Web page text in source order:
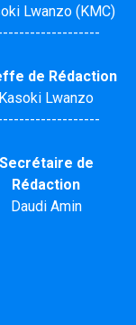
Lwanzo (KMC)
de Rédaction
Kasoki Lwanzo
Secrétaire de
Rédaction
Daudi Amin